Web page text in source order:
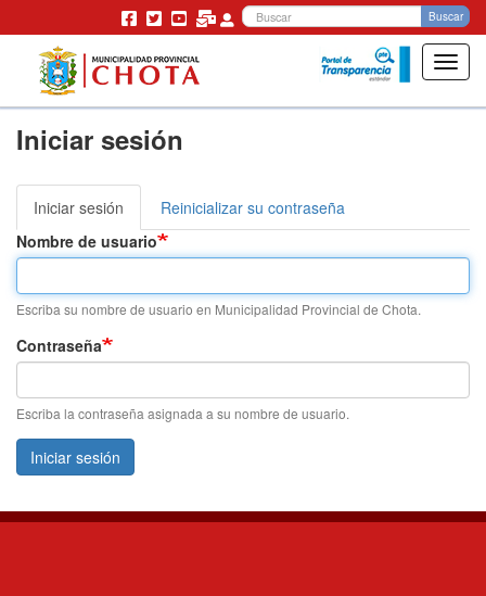
Pasar
principal
Buscar
Iniciar sesión
Solapas
principales
Iniciar sesión (solapa
activa)
Reinicializar su contraseña
Nombre de usuario
Escriba su nombre de usuario en Municipalidad Provincial de Chota.
Contraseña
Escriba la contraseña asignada a su nombre de usuario.
Iniciar sesión